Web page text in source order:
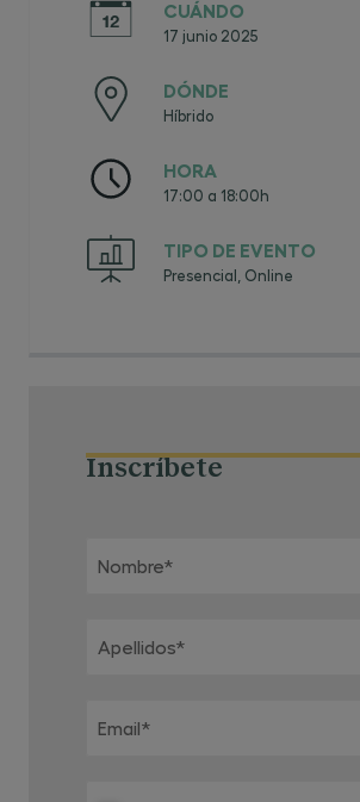
CUÁNDO
17 junio 2025
DÓNDE
Híbrido
HORA
17:00 a 18:00h
TIPO DE EVENTO
Presencial, Online
Inscríbete
Nombre*
Apellidos*
Email*